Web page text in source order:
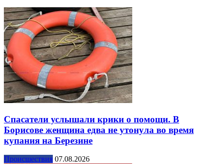
Спасатели услышали крики о помощи. В
Борисове женщина едва не утонула во время
купания на Березине
Происшествия 07.08.2026